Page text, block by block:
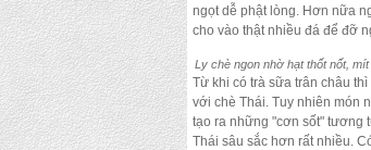
ngọt dễ phật lòng. Hơn nữa
cho vào thật nhiều đá để đỡ
Ly chè ngon nhờ hạt thốt nốt,
Từ khi có trà sữa trân châu
với chè Thái. Tuy nhiên món
tạo ra những "cơn sốt" tương
Thái sâu sắc hơn rất nhiều.